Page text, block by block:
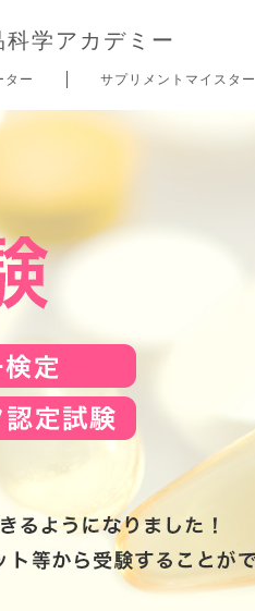
科学アカデミー
ター サプリメントマイスター